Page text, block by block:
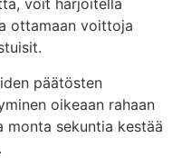
voit harjoitella
ottamaan voittoja
päätösten
oikeaan rahaan
sekuntia kestää